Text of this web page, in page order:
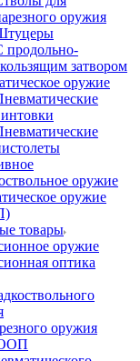
оружия
продольно-
затвором
оружие
оружие
оружие
товары
оружие
оптика
оружия